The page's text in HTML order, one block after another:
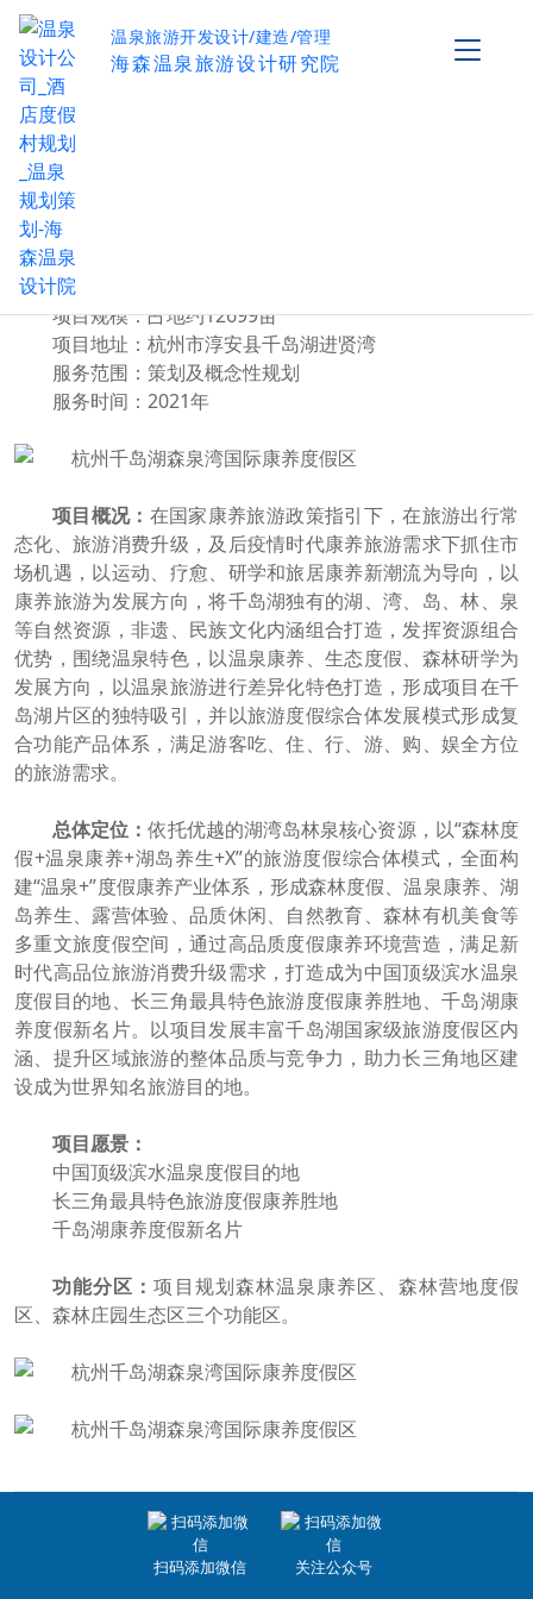
温泉旅游开发设计/建造/管理
海森温泉旅游设计研究院
项目基本信息
项目名称：杭州千岛湖森泉湾国际康养度假区
投资方：华联发展集团
项目规模：占地约12699亩
项目地址：杭州市淳安县千岛湖进贤湾
服务范围：策划及概念性规划
服务时间：2021年
项目概况： 在国家康养旅游政策指引下，在旅游出行常
态化、旅游消费升级，及后疫情时代康养旅游需求下抓住市
场机遇，以运动、疗愈、研学和旅居康养新潮流为导向，以
康养旅游为发展方向，将千岛湖独有的湖、湾、岛、林、泉
等自然资源，非遗、民族文化内涵组合打造，发挥资源组合
优势，围绕温泉特色，以温泉康养、生态度假、森林研学为
发展方向，以温泉旅游进行差异化特色打造，形成项目在千
岛湖片区的独特吸引，并以旅游度假综合体发展模式形成复
合功能产品体系，满足游客吃、住、行、游、购、娱全方位
的旅游需求。
总体定位：依托优越的湖湾岛林泉核心资源，以“森林度
假+温泉康养+湖岛养生+X”的旅游度假综合体模式，全面构
建“温泉+”度假康养产业体系，形成森林度假、温泉康养、湖
岛养生、露营体验、品质休闲、自然教育、森林有机美食等
多重文旅度假空间，通过高品质度假康养环境营造，满足新
时代高品位旅游消费升级需求，打造成为中国顶级滨水温泉
度假目的地、长三角最具特色旅游度假康养胜地、千岛湖康
养度假新名片。以项目发展丰富千岛湖国家级旅游度假区内
涵、提升区域旅游的整体品质与竞争力，助力长三角地区建
设成为世界知名旅游目的地。
项目愿景：
中国顶级滨水温泉度假目的地
长三角最具特色旅游度假康养胜地
千岛湖康养度假新名片
功能分区：项目规划森林温泉康养区、森林营地度假
区、森林庄园生态区三个功能区。
扫码添加微信 关注公众号